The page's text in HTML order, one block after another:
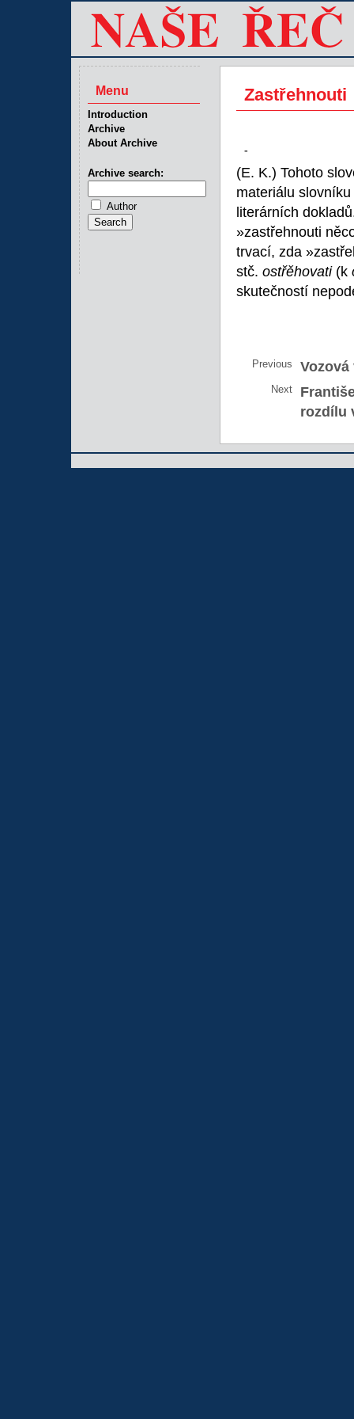
Zastřehnouti
-
(E. K.) Tohoto
materiálu
literárních
»zastřehnouti
trvací, zda
stč. ostřěhovati (k
skutečností
Previous
Next
rozdílu
Menu
Introduction
Archive
About Archive
Archive search:
Author